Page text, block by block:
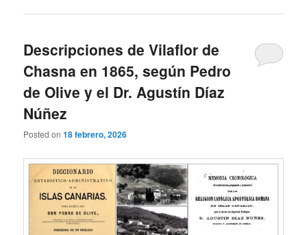
Descripciones de Vilaflor de
Chasna en 1865, según Pedro
de Olive y el Dr. Agustín Díaz
Núñez
Posted on18 febrero, 2026